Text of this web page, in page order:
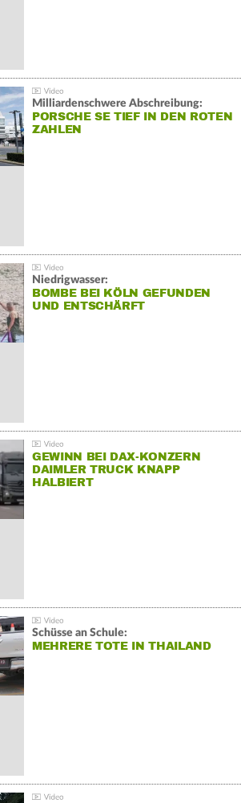
Milliardenschwere Abschreibung:
PORSCHE SE TIEF IN DEN ROTEN
ZAHLEN
Niedrigwasser:
BOMBE BEI KÖLN GEFUNDEN
UND ENTSCHÄRFT
GEWINN BEI DAX-KONZERN
DAIMLER TRUCK KNAPP
HALBIERT
Schüsse an Schule:
MEHRERE TOTE IN THAILAND